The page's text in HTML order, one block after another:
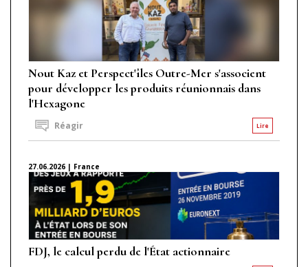
Nout Kaz et Perspect'îles Outre-Mer s'associent
pour développer les produits réunionnais dans
l'Hexagone
Lire
Réagir
27.06.2026 | France
FDJ, le calcul perdu de l'État actionnaire